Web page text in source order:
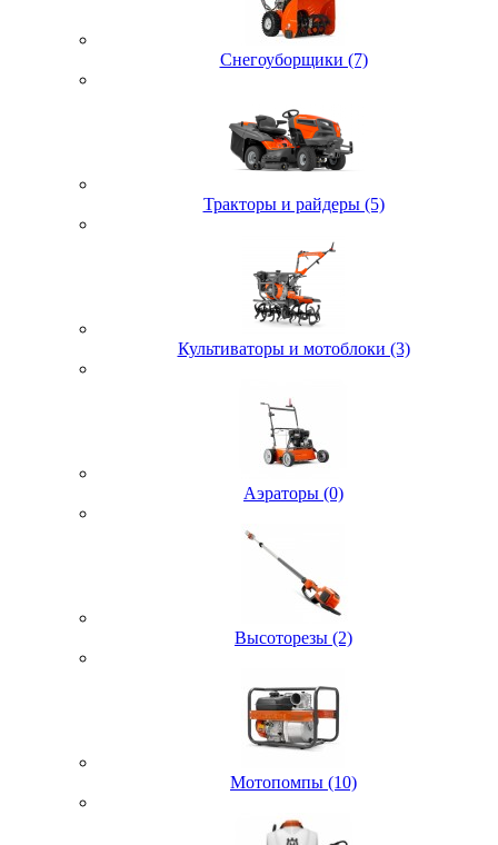
Снегоуборщики (7)
Тракторы и райдеры (5)
Культиваторы и мотоблоки (3)
Аэраторы (0)
Высоторезы (2)
Мотопомпы (10)